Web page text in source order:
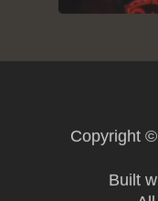
Copyright
Built